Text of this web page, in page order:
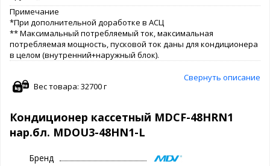
Примечание
*При дополнительной доработке в АСЦ
** Максимальный потребляемый ток, максимальная
потребляемая мощность, пусковой ток даны для кондиционера
в целом (внутренний+наружный блок).
Свернуть описание
Вес товара: 32700 г
Кондиционер кассетный MDCF-48HRN1
нар.бл. MDOU3-48HN1-L
Бренд